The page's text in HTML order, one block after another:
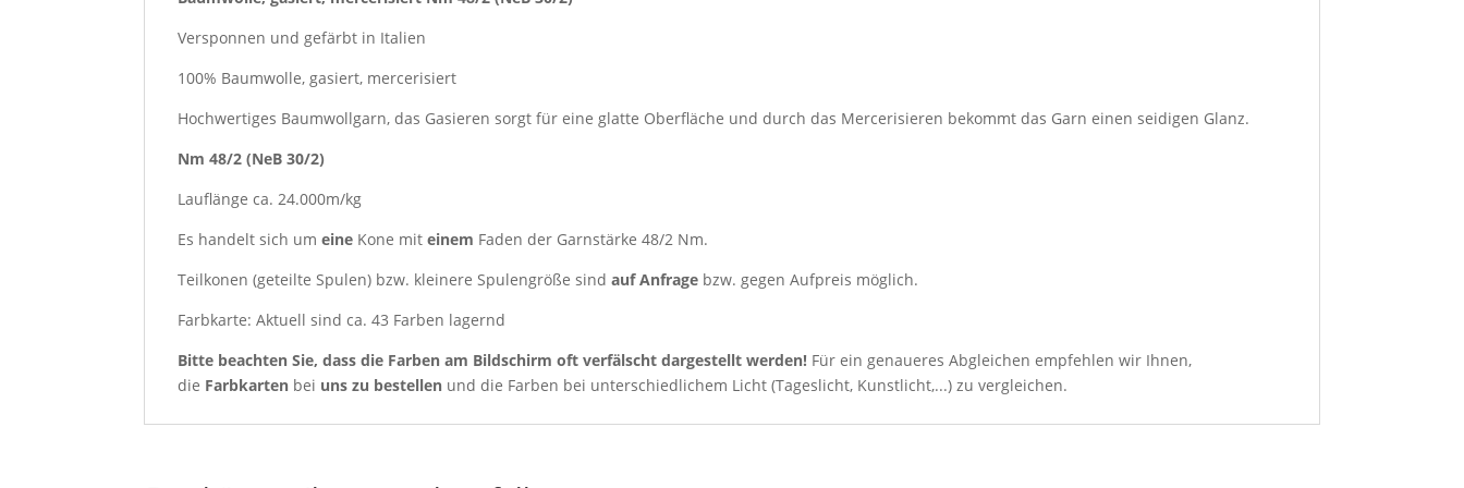
Versponnen und gefärbt in Italien
100% Baumwolle, gasiert, mercerisiert
Hochwertiges Baumwollgarn, das Gasieren sorgt für eine glatte Oberfläche und durch das Mercerisieren bekommt das Garn einen seidigen Glanz.
Nm 48/2 (NeB 30/2)
Lauflänge ca. 24.000m/kg
Es handelt sich um eine Kone mit einem Faden der Garnstärke 48/2 Nm.
Teilkonen (geteilte Spulen) bzw. kleinere Spulengröße sind auf Anfrage bzw. gegen Aufpreis möglich.
Farbkarte: Aktuell sind ca. 43 Farben lagernd
Bitte beachten Sie, dass die Farben am Bildschirm oft verfälscht dargestellt werden! Für ein genaueres Abgleichen empfehlen wir Ihnen,
die Farbkarten bei uns zu bestellen und die Farben bei unterschiedlichem Licht (Tageslicht, Kunstlicht,...) zu vergleichen.